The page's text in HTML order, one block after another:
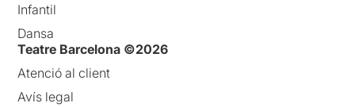
Infantil
Dansa
Teatre Barcelona ©2026
Atenció al client
Avís legal